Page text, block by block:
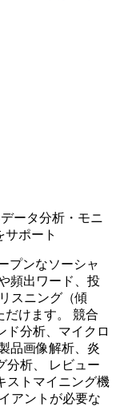
ータ分析・モニ
サポート
プンなソーシャ
頻出ワード、投
スニング（傾
だけます。 競合
ド分析、マイクロ
品画像解析、炎
分析、 レビュー
ストマイニング機
アントが必要な